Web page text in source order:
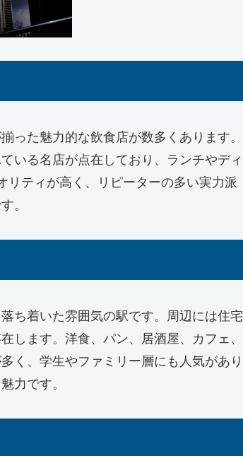
った魅力的な飲食店が数多くあります。
いる名店が点在しており、ランチやディ
リティが高く、リピーターの多い実力派
。
ち着いた雰囲気の駅です。周辺には住宅
します。洋食、パン、居酒屋、カフェ、
く、学生やファミリー層にも人気があり
力です。